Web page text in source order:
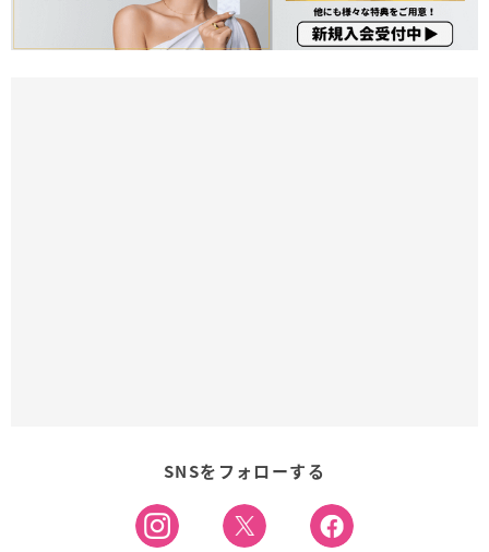
SNSをフォローする